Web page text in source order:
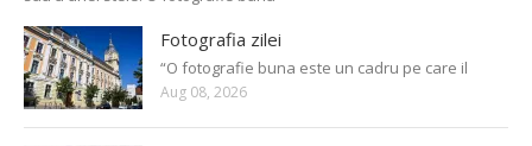
Fotografia zilei
“O fotografie buna este un cadru pe care il
Aug 08, 2026